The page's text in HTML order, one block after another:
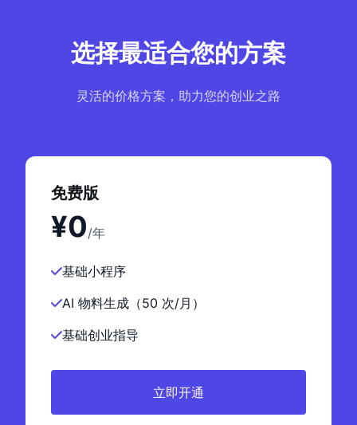
选择最适合您的方案
灵活的价格方案，助力您的创业之路
免费版
¥0/年
基础小程序
AI 物料生成（50 次/月）
基础创业指导
立即开通